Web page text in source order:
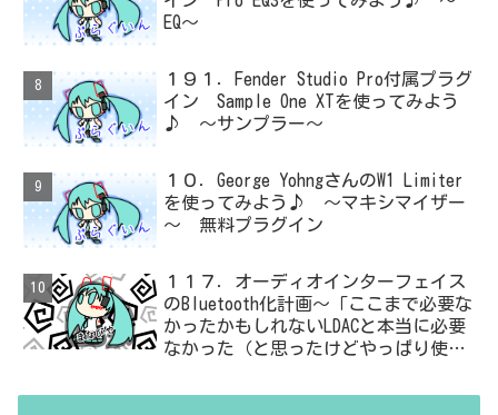
EQ～
１９１．Fender Studio Pro付属プラグ
イン Sample One XTを使ってみよう
♪ ～サンプラー～
１０．George YohngさんのW1 Limiter
を使ってみよう♪ ～マキシマイザー
～ 無料プラグイン
１１７．オーディオインターフェイス
のBluetooth化計画～「ここまで必要な
かったかもしれないLDACと本当に必要
なかった（と思ったけどやっぱり使っ
無駄を重ねた結論はシンプルだった